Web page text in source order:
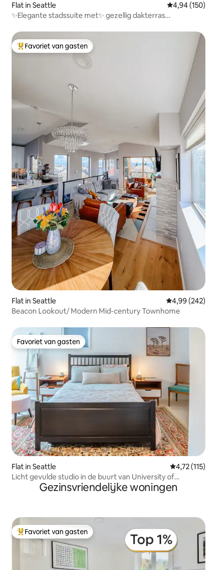
Flat in Seattle Gemiddelde
4,94 (150)
✨️Elegante stadssuite met✨️ gezellig dakterras
Topfavoriet van gasten
Favoriet van gasten
Flat in Seattle Gemiddelde
4,99 (242)
Beacon Lookout/ Modern Mid-century Townhome
Favoriet van gasten
Favoriet van gasten
Flat in Seattle Gemiddelde
4,72 (115)
Licht gevulde studio in de buurt van University of
WashingtonGezinsvriendelijke woningen
Topfavoriet van gasten
Favoriet van gasten